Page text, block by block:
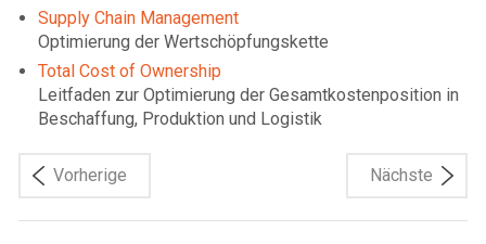
Supply Chain Management
Optimierung der Wertschöpfungskette
Total Cost of Ownership
Leitfaden zur Optimierung der Gesamtkostenposition in
Beschaffung, Produktion und Logistik
Vorherige Nächste